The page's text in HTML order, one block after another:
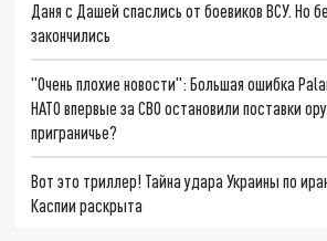
Даня с Дашей спаслись от боевиков ВСУ. Но
закончились
"Очень плохие новости": Большая ошибка
НАТО впервые за СВО остановили поставки
приграничье?
Вот это триллер! Тайна удара Украины по
Каспии раскрыта